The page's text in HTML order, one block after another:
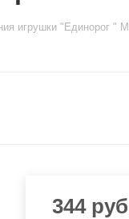
игрушки "Единорог "
344